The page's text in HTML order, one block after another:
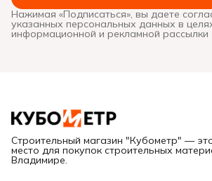
Нажимая «Подписаться», вы даете
указанных персональных данных в
информационной и рекламной рассылки
Строительный магазин "Кубометр" —
место для покупок строительных
Владимире.